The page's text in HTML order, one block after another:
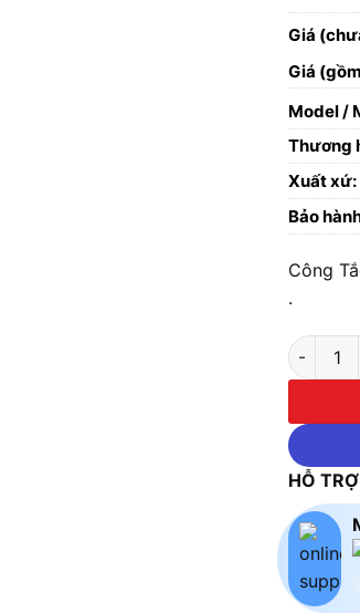
Giá
Giá
Model /
Thương
Xuất xứ:
Bảo
Công
.
Công
HỖ